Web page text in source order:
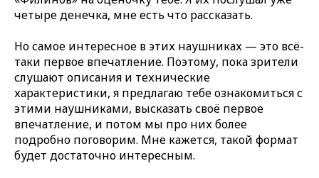
четыре денечка, мне есть что рассказать.
Но самое интересное в этих наушниках — это всё-
таки первое впечатление. Поэтому, пока зрители
слушают описания и технические
характеристики, я предлагаю тебе ознакомиться с
этими наушниками, высказать своё первое
впечатление, и потом мы про них более
подробно поговорим. Мне кажется, такой формат
будет достаточно интересным.